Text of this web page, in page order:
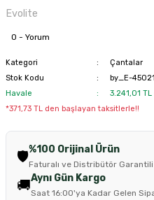
Evolite
0 - Yorum
Kategori
Çantalar
Stok Kodu
by_E-
Havale
3.241,01 TL
*371,73 TL den başlayan taksitlerle!!
🛡️%100 Orijinal Ürün
Faturalı ve Distribütör Garantili
🚚Aynı Gün Kargo
Saat 16:00'ya Kadar Gelen